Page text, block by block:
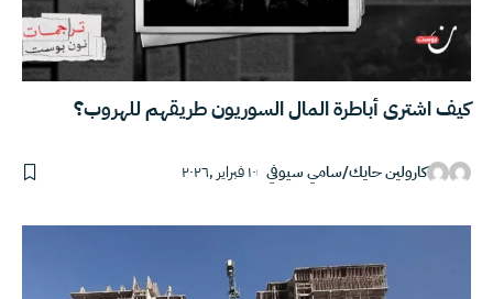
كيف اشترى أباطرة المال السوريون طريقهم للهروب؟
كارولين حايك/سامي سيوفي ١٠ فبراير ,٢٠٢٦